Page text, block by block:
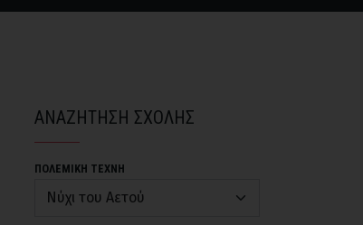
ΑΝΑΖΗΤΗΣΗ ΣΧΟΛΗΣ
ΠΟΛΕΜΙΚΗ ΤΕΧΝΗ